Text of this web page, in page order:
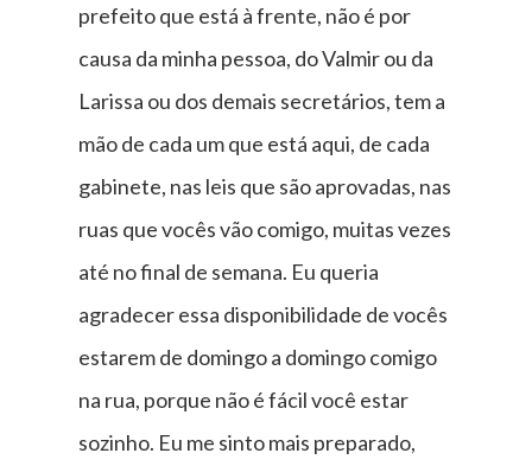
prefeito que está à frente, não é por
causa da minha pessoa, do Valmir ou da
Larissa ou dos demais secretários, tem a
mão de cada um que está aqui, de cada
gabinete, nas leis que são aprovadas, nas
ruas que vocês vão comigo, muitas vezes
até no final de semana. Eu queria
agradecer essa disponibilidade de vocês
estarem de domingo a domingo comigo
na rua, porque não é fácil você estar
sozinho. Eu me sinto mais preparado,